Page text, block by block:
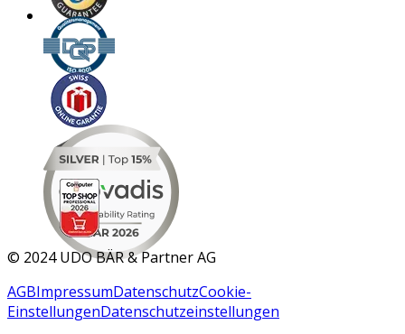
MAR 2026
© 2024 UDO BÄR & Partner AG
AGBImpressumDatenschutzCookie-
EinstellungenDatenschutzeinstellungen